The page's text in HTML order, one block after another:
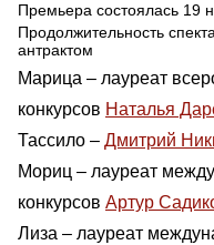
Премьера состоялась 19
Продолжительность
антрактом
Марица – лауреат
конкурсов Наталья
Тассило – Дмитрий
Мориц – лауреат
конкурсов Артур
Лиза – лауреат